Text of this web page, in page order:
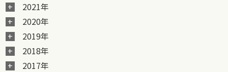
2021年
2020年
2019年
2018年
2017年